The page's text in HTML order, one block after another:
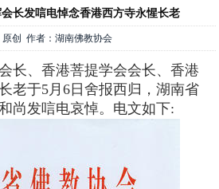
长发唁电悼念香港西方寺永惺长老
原创 作者：湖南佛教协会
长、香港菩提学会会长、香港
老于5月6日舍报西归，湖南省
尚发唁电哀悼。电文如下: